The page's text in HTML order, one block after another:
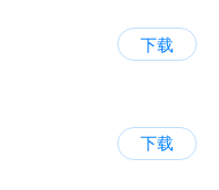
下载
下载